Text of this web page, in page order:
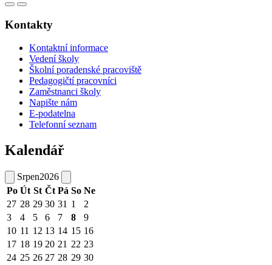
Kontakty
Kontaktní informace
Vedení školy
Školní poradenské pracoviště
Pedagogičtí pracovníci
Zaměstnanci školy
Napište nám
E-podatelna
Telefonní seznam
Kalendář
Srpen2026
Po Út St Čt Pá So Ne
27 28 29 30 31 1
2
3
4 5 6 7 8
9
10 11 12 13 14 15 16
17 18 19 20 21 22 23
24 25 26 27 28 29 30